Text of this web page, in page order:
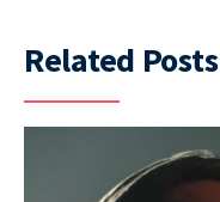
Related Posts